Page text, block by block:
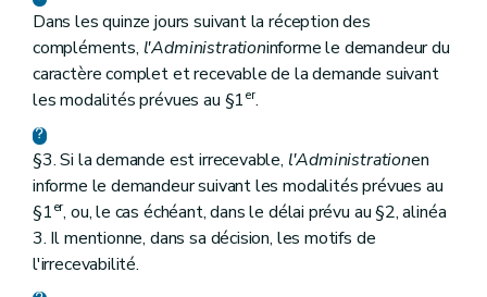
Dans les quinze jours suivant la réception des
compléments, l'Administrationinforme le demandeur du
caractère complet et recevable de la demande suivant
les modalités prévues au §1er.
§3. Si la demande est irrecevable, l'Administrationen
informe le demandeur suivant les modalités prévues au
§1er, ou, le cas échéant, dans le délai prévu au §2, alinéa
3. Il mentionne, dans sa décision, les motifs de
l'irrecevabilité.